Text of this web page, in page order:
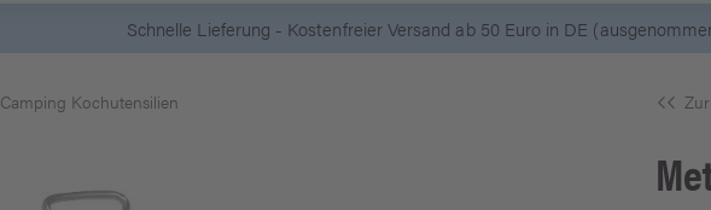
Schnelle Lieferung - Kostenfreier Versand ab 50 Euro in DE
Camping Kochutensilien